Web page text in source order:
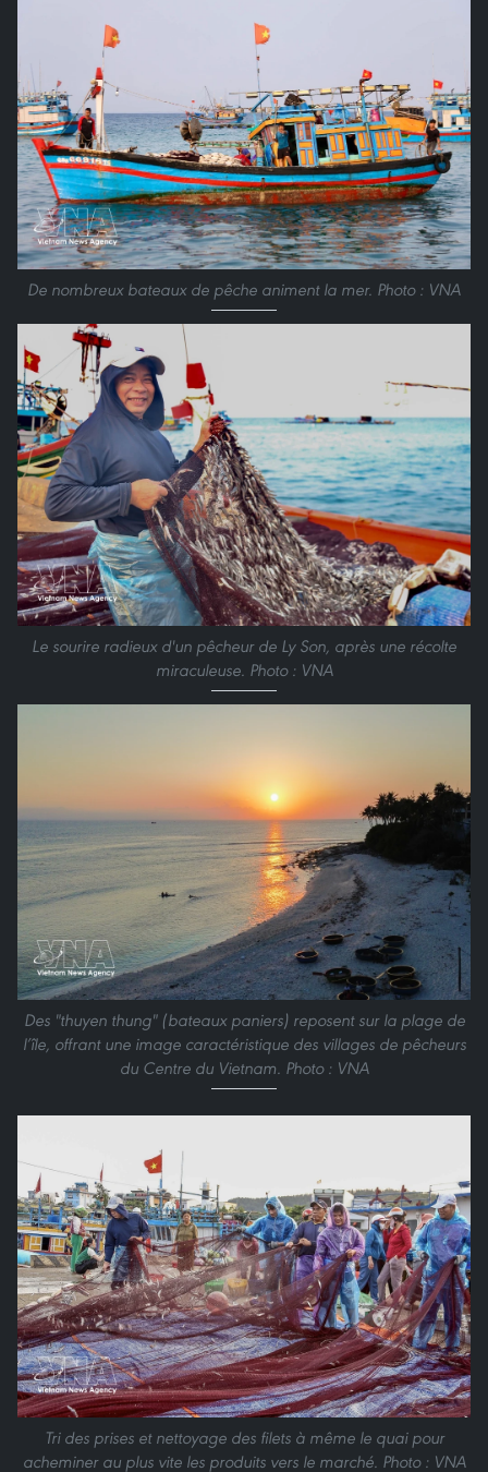
De nombreux bateaux de pêche animent la mer. Photo : VNA
Le sourire radieux d'un pêcheur de Ly Son, après une récolte
miraculeuse. Photo : VNA
Des "thuyen thung" (bateaux paniers) reposent sur la plage de
l’île, offrant une image caractéristique des villages de pêcheurs
du Centre du Vietnam. Photo : VNA
Tri des prises et nettoyage des filets à même le quai pour
acheminer au plus vite les produits vers le marché. Photo : VNA